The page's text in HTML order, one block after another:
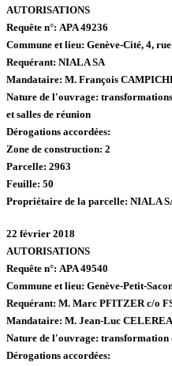
AUTORISATIONS
Requête n°: APA 49236
Commune et lieu: Genève-Cité, 4,
Requérant: NIALA SA
Mandataire: M. François
Nature de l'ouvrage:
et salles de réunion
Dérogations accordées:
Zone de construction: 2
Parcelle: 2963
Feuille: 50
Propriétaire de la parcelle: NIALA
22 février 2018
AUTORISATIONS
Requête n°: APA 49540
Commune et lieu: Genève-Petit-
Requérant: M. Marc PFITZER c/o
Mandataire: M. Jean-Luc
Nature de l'ouvrage: transformation
Dérogations accordées: